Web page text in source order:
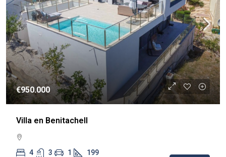
€950.000
Villa en Benitachell
4 3 1 199